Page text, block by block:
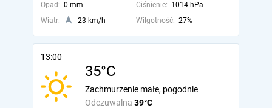
Opad: 0 mm Ciśnienie: 1014 hPa
Wiatr:
23 km/h Wilgotność: 27%
13:00
35°C
Odczuwalna 39°C
Zachmurzenie małe, pogodnie